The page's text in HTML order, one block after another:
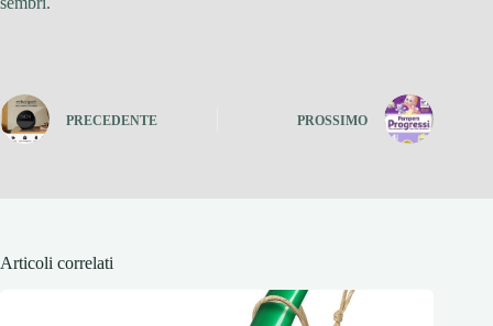
PRECEDENTE PROSSIMO
Articoli correlati